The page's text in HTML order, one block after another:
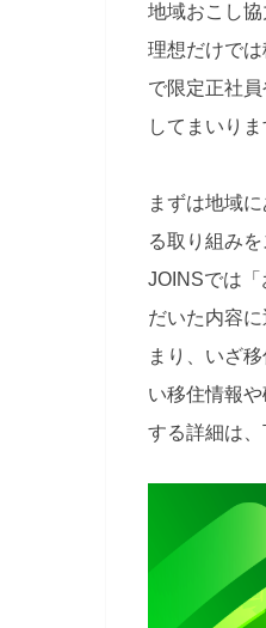
地域おこし
理想だけで
で限定正社
してまいりま
まずは地域
る取り組みを
JOINSでは
だいた内容
まり、いざ
い移住情報
する詳細は、